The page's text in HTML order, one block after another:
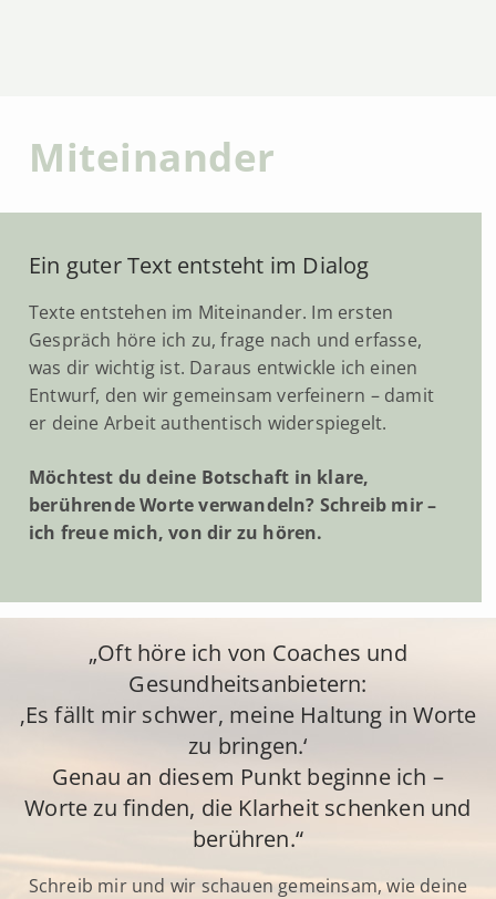
Ein guter Text entsteht im Dialog
Texte entstehen im Miteinander. Im ersten
Gespräch höre ich zu, frage nach und erfasse,
was dir wichtig ist. Daraus entwickle ich einen
Entwurf, den wir gemeinsam verfeinern – damit
er deine Arbeit authentisch widerspiegelt.
Möchtest du deine Botschaft in klare,
berührende Worte verwandeln? Schreib mir –
ich freue mich, von dir zu hören.
Miteinander
„Oft höre ich von Coaches und
Gesundheitsanbietern:
‚Es fällt mir schwer, meine Haltung in Worte
zu bringen.‘
Genau an diesem Punkt beginne ich –
Worte zu finden, die Klarheit schenken und
berühren.“
Schreib mir und wir schauen gemeinsam, wie deine